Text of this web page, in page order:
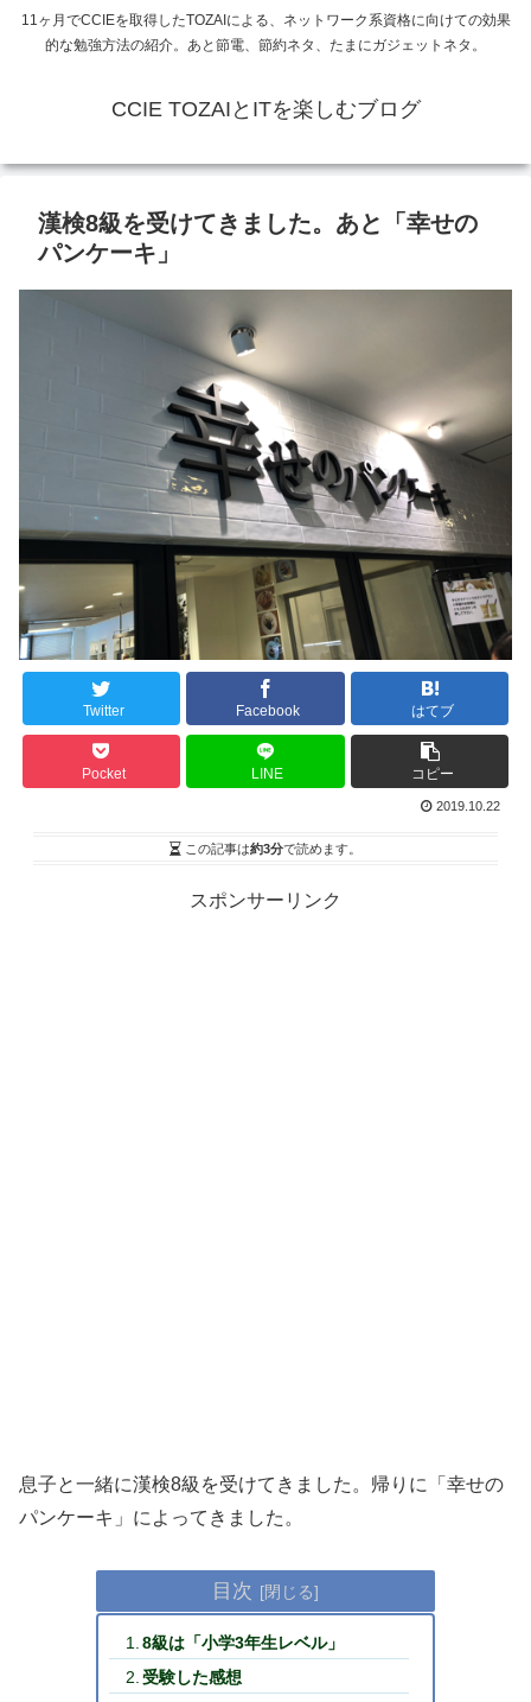
11ヶ月でCCIEを取得したTOZAIによる、ネットワーク系資格に向けての効果
的な勉強方法の紹介。あと節電、節約ネタ、たまにガジェットネタ。
CCIE TOZAIとITを楽しむブログ
漢検8級を受けてきました。あと「幸せの
パンケーキ」
Twitter Facebook はてブ
Pocket LINE コピー
2019.10.22
この記事は約3分で読めます。
スポンサーリンク
息子と一緒に漢検8級を受けてきました。帰りに「幸せの
パンケーキ」によってきました。
目次
8級は「小学3年生レベル」
受験した感想